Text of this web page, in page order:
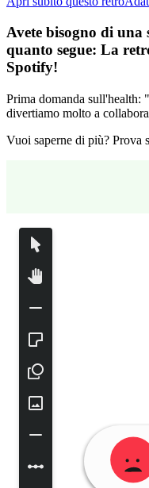
Avete bisogno di
quanto segue: La
Spotify!
Prima domanda sull'health:
divertiamo molto a
Vuoi saperne di più? Prova